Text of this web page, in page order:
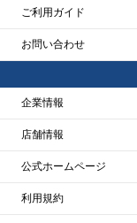
ご利用ガイド
お問い合わせ
企業情報
店舗情報
公式ホームページ
利用規約